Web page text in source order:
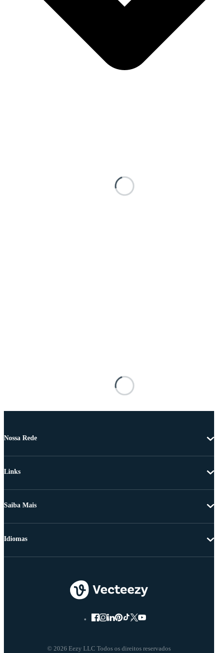
Nossa Rede
Links
Saiba Mais
© 2026 Eezy LLC Todos os direitos reservados
Idiomas